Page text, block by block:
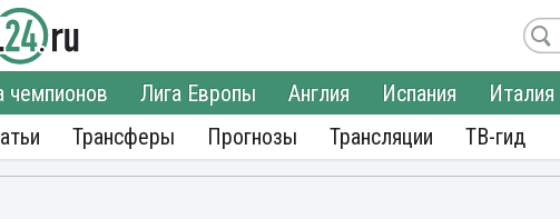
чемпионов Лига Европы Англия Испания Италия
Трансферы Прогнозы Трансляции ТВ-гид